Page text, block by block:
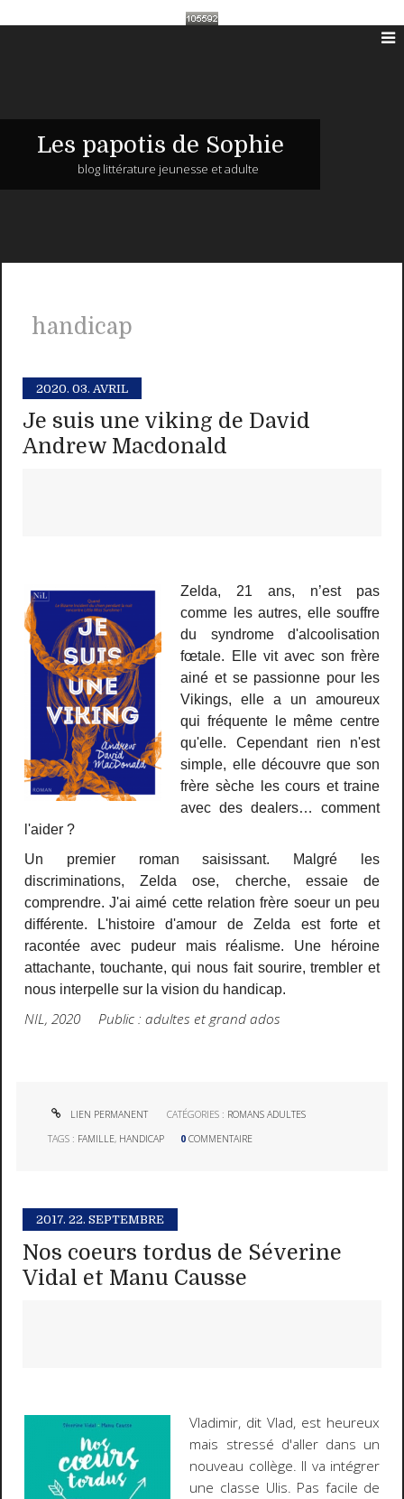
Les papotis de Sophie
blog littérature jeunesse et adulte
handicap
2020. 03. AVRIL
Je suis une viking de David
Andrew Macdonald
Zelda, 21 ans, n’est pas
comme les autres, elle souffre
du syndrome d'alcoolisation
fœtale. Elle vit avec son frère
ainé et se passionne pour les
Vikings, elle a un amoureux
qui fréquente le même centre
qu'elle. Cependant rien n'est
simple, elle découvre que son
frère sèche les cours et traine
avec des dealers… comment
l'aider ?
Un premier roman saisissant. Malgré les
discriminations, Zelda ose, cherche, essaie de
comprendre. J'ai aimé cette relation frère soeur un peu
différente. L'histoire d'amour de Zelda est forte et
racontée avec pudeur mais réalisme. Une héroine
attachante, touchante, qui nous fait sourire, trembler et
nous interpelle sur la vision du handicap.
NIL, 2020 Public : adultes et grand ados
LIEN PERMANENT CATÉGORIES : ROMANS ADULTES
TAGS : FAMILLE, HANDICAP 0 COMMENTAIRE
2017. 22. SEPTEMBRE
Nos coeurs tordus de Séverine
Vidal et Manu Causse
Vladimir, dit Vlad, est heureux
mais stressé d'aller dans un
nouveau collège. Il va intégrer
une classe Ulis. Pas facile de